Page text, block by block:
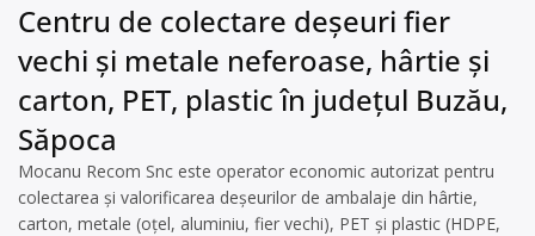
Centru de colectare deșeuri fier
vechi și metale neferoase, hârtie și
carton, PET, plastic în județul Buzău,
Săpoca
Mocanu Recom Snc este operator economic autorizat pentru
colectarea și valorificarea deșeurilor de ambalaje din hârtie,
carton, metale (oțel, aluminiu, fier vechi), PET și plastic (HDPE,